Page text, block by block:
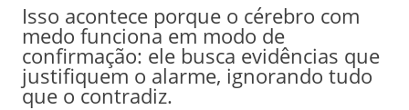
Isso acontece porque o cérebro com
medo funciona em modo de
confirmação: ele busca evidências que
justifiquem o alarme, ignorando tudo
que o contradiz.